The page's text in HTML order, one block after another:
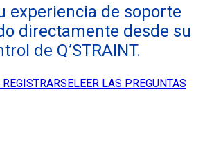
experiencia de soporte
directamente desde su
de Q’STRAINT.
LEER LAS PREGUNTAS